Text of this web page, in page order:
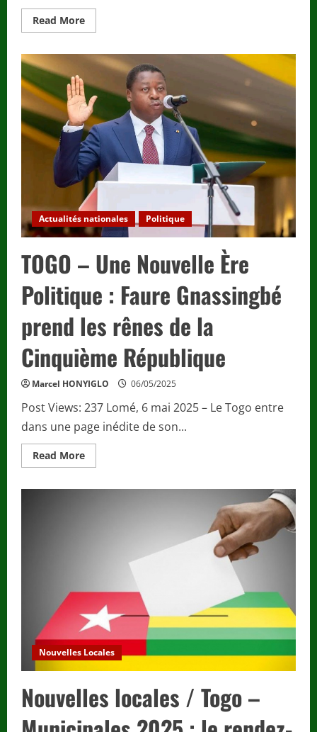
Read MoreRead
more
prisonnier
politique
président
:
le
destin
hors
du
commun
de
Savi
de
Tové.
Actualités nationales Politique
TOGO – Une Nouvelle Ère
Politique : Faure Gnassingbé
prend les rênes de la
Cinquième République
Marcel HONYIGLO 06/05/2025
Post Views: 237 Lomé, 6 mai 2025 – Le Togo entre
dans une page inédite de son...
Read MoreRead
more
Gnassingbé
rênes
la
Cinquième
République
Nouvelles Locales
Nouvelles locales / Togo –